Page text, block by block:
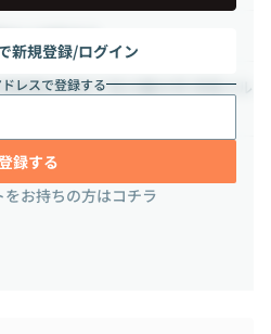
新規登録/ログイン
レスで登録する
録する
お持ちの方はコチラ
都港区赤坂6丁目19番45号 赤坂メル
1F